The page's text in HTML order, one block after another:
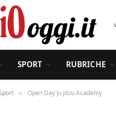
SPORT RUBRICHE
» Open Day Ju jitsu Academy